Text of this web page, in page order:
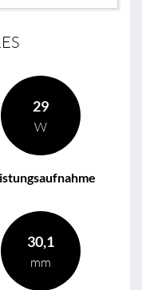
29
W
30,1
mm